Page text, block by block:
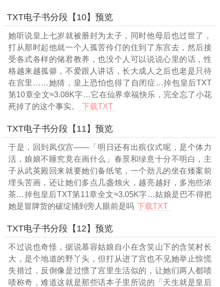
TXT电子书分段【10】预览
她听说皇上七岁就被册封为太子，同时他母后也过世了，
打从那时起他就一个人孤苦伶仃的住到了东宫去，然后接
受各式各样的储君教养，也没个人可以说说心里的话，性
格越来越孤僻，不爱跟人讲话，长大成人之后也老是只待
在宫里……她猜，皇上恐怕也得了自闭症 …掉包皇后TXT
第10章全文≈3.08K字…它在仙界幸福快乐，完全忘了小花
死掉了的这个事实。
下载TXT
TXT电子书分段【11】预览
于是，回到凤仪宫——「明日还有出殡仪式呢，是个体力
活，娘娘不睡究竟在画什么」春景和绿意十分不明白，主
子从武英殿回来就要她们备纸笔，一个劲儿的坐在矮案前
埋头苦画，还让她们多点几盏烛火，越亮越好，多泡些浓
茶…掉包皇后TXT第11章全文≈3.05K字…姑娘是巴不得把
她是冒牌货的破绽捅到旁人眼前是吗 下载TXT
TXT电子书分段【12】预览
不过说也奇怪，据说慕容姑娘自小在含笑山下的含笑村长
大，是个地道的野丫头，但打从进了宫也不见她举止惊慌
失措过，反倒像是过惯了宫里生活似的，让她们两人都啧
啧称奇，难道这就是那些话本子里所说的「天生就是皇后